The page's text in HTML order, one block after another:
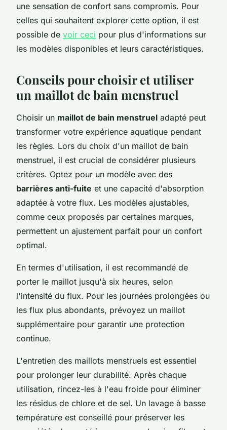
une sensation de confort sans compromis. Pour
celles qui souhaitent explorer cette option, il est
possible de voir ceci pour plus d'informations sur
les modèles disponibles et leurs caractéristiques.
Conseils pour choisir et utiliser
un maillot de bain menstruel
Choisir un maillot de bain menstruel adapté peut
transformer votre expérience aquatique pendant
les règles. Lors du choix d'un maillot de bain
menstruel, il est crucial de considérer plusieurs
critères. Optez pour un modèle avec des
barrières anti-fuite et une capacité d'absorption
adaptée à votre flux. Les modèles ajustables,
comme ceux proposés par certaines marques,
permettent un ajustement parfait pour un confort
optimal.
En termes d'utilisation, il est recommandé de
porter le maillot jusqu'à six heures, selon
l'intensité du flux. Pour les journées prolongées ou
les flux plus abondants, prévoyez un maillot
supplémentaire pour garantir une protection
continue.
L'entretien des maillots menstruels est essentiel
pour prolonger leur durabilité. Après chaque
utilisation, rincez-les à l'eau froide pour éliminer
les résidus de chlore et de sel. Un lavage à basse
température est conseillé pour préserver les